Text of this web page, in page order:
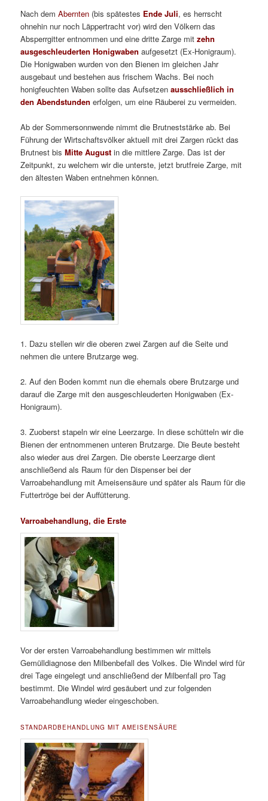
Nach demAbernten (bis spätestes Ende Juli, es herrscht
ohnehin nur noch Läppertracht vor) wird den Völkern das
Absperrgitter entnommen und eine dritte Zarge mitzehn
ausgeschleuderten Honigwaben aufgesetzt (Ex-Honigraum).
Die Honigwaben wurden von den Bienen im gleichen Jahr
ausgebaut und bestehen aus frischem Wachs. Bei noch
honigfeuchten Waben sollte das Aufsetzenausschließlich in
den Abendstunden erfolgen, um eine Räuberei zu vermeiden.
Ab der Sommersonnwende nimmt die Brutneststärke ab. Bei
Führung der Wirtschaftsvölker aktuell mit drei Zargen rückt das
Brutnest bisMitte August in die mittlere Zarge. Das ist der
Zeitpunkt, zu welchem wir die unterste, jetzt brutfreie Zarge, mit
den ältesten Waben entnehmen können.
1. Dazu stellen wir die oberen zwei Zargen auf die Seite und
nehmen die untere Brutzarge weg.
2. Auf den Boden kommt nun die ehemals obere Brutzarge und
darauf die Zarge mit den ausgeschleuderten Honigwaben (Ex-
Honigraum).
3. Zuoberst stapeln wir eine Leerzarge. In diese schütteln wir die
Bienen der entnommenen unteren Brutzarge. Die Beute besteht
also wieder aus drei Zargen. Die oberste Leerzarge dient
anschließend als Raum für den Dispenser bei der
Varroabehandlung mit Ameisensäure und später als Raum für die
Futtertröge bei der Auffütterung.
Varroabehandlung, die Erste
Vor der ersten Varroabehandlung bestimmen wir mittels
Gemülldiagnose den Milbenbefall des Volkes. Die Windel wird für
drei Tage eingelegt und anschließend der Milbenfall pro Tag
bestimmt. Die Windel wird gesäubert und zur folgenden
Varroabehandlung wieder eingeschoben.
STANDARDBEHANDLUNG MIT AMEISENSÄURE